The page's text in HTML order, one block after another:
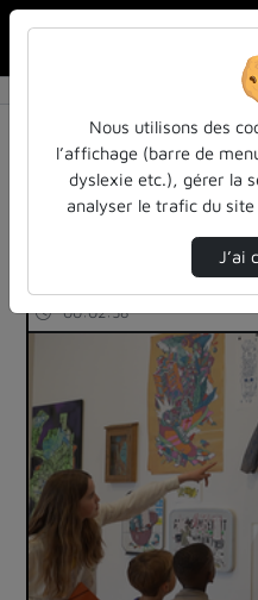
Résultats de la
Filtres actifs (cliquer pour
teasers
00:02:58
Nous utilisons des
l’affichage (barre de
dyslexie etc.), gérer la
analyser le trafic du
J’ai